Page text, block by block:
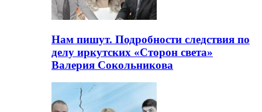
Нам пишут. Подробности следствия по
делу иркутских «Сторон света»
Валерия Сокольникова